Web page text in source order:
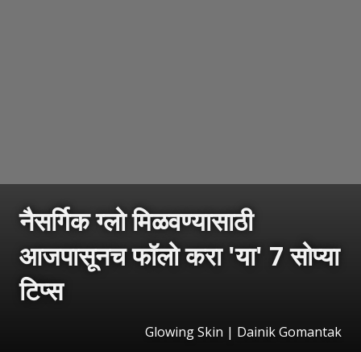
नैसर्गिक ग्लो मिळवण्यासाठी
आजपासूनच फॉलो करा 'या' 7 सोप्या
टिप्स
Glowing Skin | Dainik Gomantak